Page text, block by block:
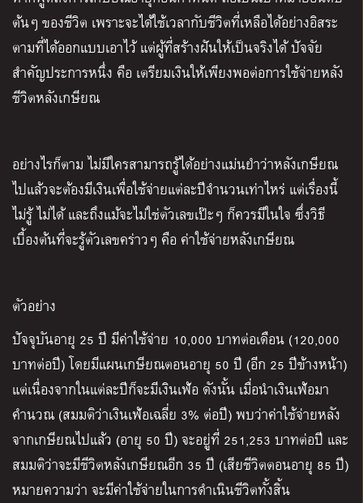
ต้นๆ ของชีวิต เพราะจะได้ใช้เวลากับชีวิตที่เหลือได้อย่างอิสระ
ตามที่ได้ออกแบบเอาไว้ แต่ผู้ที่สร้างฝันให้เป็นจริงได้ ปัจจัย
สำคัญประการหนึ่ง คือ เตรียมเงินให้เพียงพอต่อการใช้จ่ายหลัง
ชีวิตหลังเกษียณ
อย่างไรก็ตาม ไม่มีใครสามารถรู้ได้อย่างแม่นยำว่าหลังเกษียณ
ไปแล้วจะต้องมีเงินเพื่อใช้จ่ายแต่ละปีจำนวนเท่าไหร่ แต่เรื่องนี้
ไม่รู้ ไม่ได้ และถึงแม้จะไม่ใช่ตัวเลขเป๊ะๆ ก็ควรมีในใจ ซึ่งวิธี
เบื้องต้นที่จะรู้ตัวเลขคร่าวๆ คือ ค่าใช้จ่ายหลังเกษียณ
ตัวอย่าง
ปัจจุบันอายุ 25 ปี มีค่าใช้จ่าย 10,000 บาทต่อเดือน (120,000
บาทต่อปี)โดยมีแผนเกษียณตอนอายุ 50 ปี (อีก 25 ปีข้างหน้า)
แต่เนื่องจากในแต่ละปีก็จะมีเงินเฟ้อ ดังนั้น เมื่อนำเงินเฟ้อมา
คำนวณ (สมมติว่าเงินเฟ้อเฉลี่ย 3% ต่อปี)พบว่าค่าใช้จ่ายหลัง
จากเกษียณไปแล้ว (อายุ 50 ปี)จะอยู่ที่ 251,253 บาทต่อปี และ
สมมติว่าจะมีชีวิตหลังเกษียณอีก 35 ปี (เสียชีวิตตอนอายุ 85 ปี)
หมายความว่า จะมีค่าใช้จ่ายในการดำเนินชีวิตทั้งสิ้น